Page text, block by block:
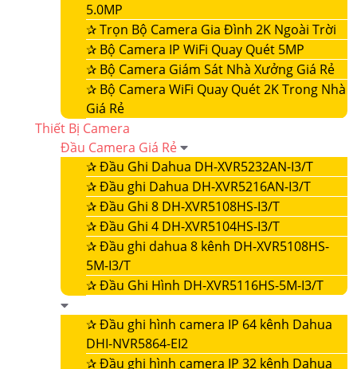
5.0MP
✰Trọn Bộ Camera Gia Đình 2K Ngoài Trời
✰ Bộ Camera IP WiFi Quay Quét 5MP
✰ Bộ Camera Giám Sát Nhà Xưởng Giá Rẻ
✰ Bộ Camera WiFi Quay Quét 2K Trong Nhà
Giá Rẻ
Thiết Bị Camera
Đầu Camera Giá Rẻ
✰Đầu Ghi Dahua DH-XVR5232AN-I3/T
✰Đầu ghi Dahua DH-XVR5216AN-I3/T
✰Đầu Ghi 8 DH-XVR5108HS-I3/T
✰Đầu Ghi 4 DH-XVR5104HS-I3/T
✰Đầu ghi dahua 8 kênh DH-XVR5108HS-
5M-I3/T
✰Đầu Ghi Hình DH-XVR5116HS-5M-I3/T
✰Đầu ghi hình camera IP 64 kênh Dahua
DHI-NVR5864-EI2
✰Đầu ghi hình camera IP 32 kênh Dahua